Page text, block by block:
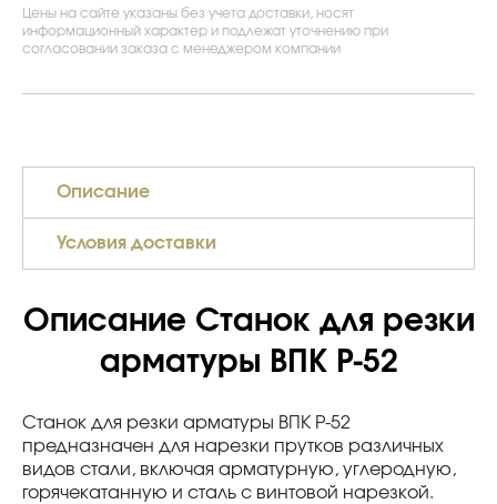
Цены на сайте указаны без учета доставки, носят
информационный характер и подлежат уточнению при
согласовании заказа с менеджером компании
Описание
Условия доставки
Описание Станок для резки
арматуры ВПК Р-52
Станок для резки арматуры ВПК Р-52
предназначен для нарезки прутков различных
видов стали, включая арматурную, углеродную,
горячекатанную и сталь с винтовой нарезкой.